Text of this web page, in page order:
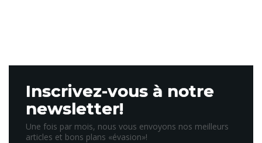
Inscrivez-vous à notre
newsletter!
Une fois par mois, nous vous envoyons nos meilleurs
articles et bons plans «évasion»!